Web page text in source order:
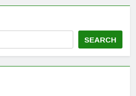
SEARCH